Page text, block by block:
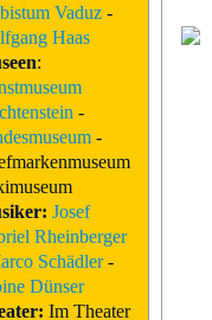
Vaduz-
Haas
:
-
-
Josef
Rheinberger
Schädler-
Dünser
Im Theater